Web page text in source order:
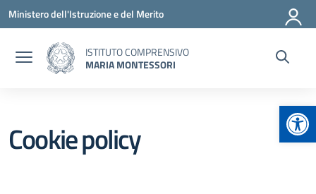
Vai ai contenuti
Vai al menu di navigazione
Vai al footer
Ministero dell'Istruzione e del Merito
ISTITUTO COMPRENSIVO
MARIA MONTESSORI
Cookie policy